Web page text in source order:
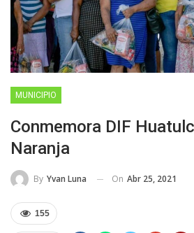
MUNICIPIO
Conmemora DIF
Naranja
By Yvan Luna On Abr 25, 2021
155